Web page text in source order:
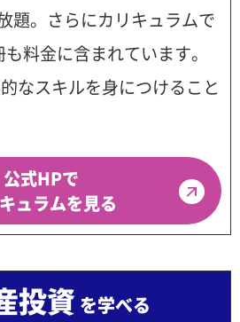
題。さらにカリキュラムで
料金に含まれています。
なスキルを身につけること
公式HPで
ュラムを見る
投資 を学べる